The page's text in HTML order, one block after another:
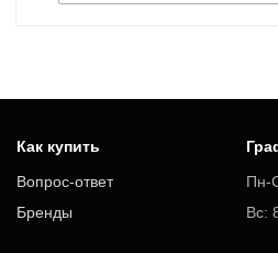
Как купить
Вопрос-ответ
Бренды
Пн-
Вс: